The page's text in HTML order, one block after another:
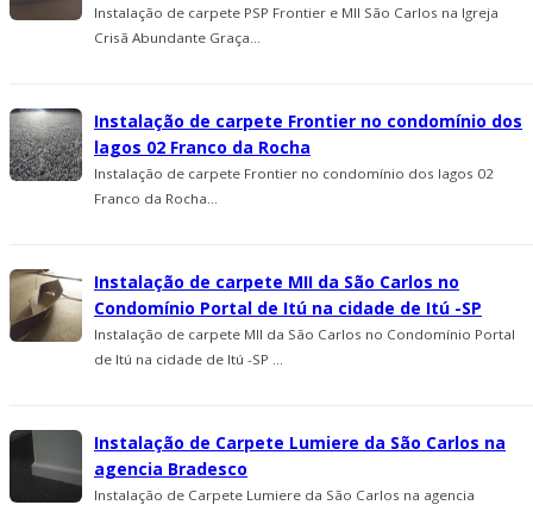
Instalação de carpete PSP Frontier e MII São Carlos na Igreja
Crisã Abundante Graça...
Instalação de carpete Frontier no condomí­nio dos
lagos 02 Franco da Rocha
Instalação de carpete Frontier no condomí­nio dos lagos 02
Franco da Rocha...
Instalação de carpete MII da São Carlos no
Condomí­nio Portal de Itú na cidade de Itú -SP
Instalação de carpete MII da São Carlos no Condomí­nio Portal
de Itú na cidade de Itú -SP ...
Instalação de Carpete Lumiere da São Carlos na
agencia Bradesco
Instalação de Carpete Lumiere da São Carlos na agencia